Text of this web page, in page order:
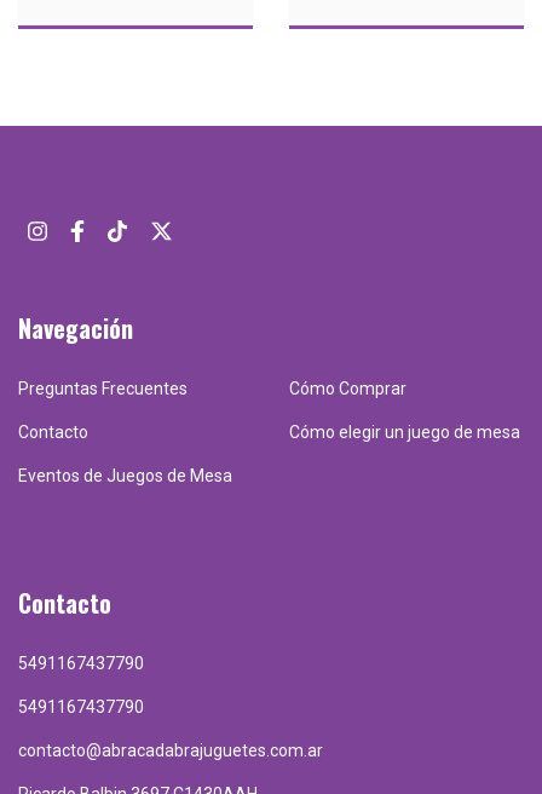
Navegación
Preguntas Frecuentes Cómo Comprar
Contacto Cómo elegir un juego de mesa
Eventos de Juegos de Mesa
Contacto
5491167437790
5491167437790
contacto@abracadabrajuguetes.com.ar